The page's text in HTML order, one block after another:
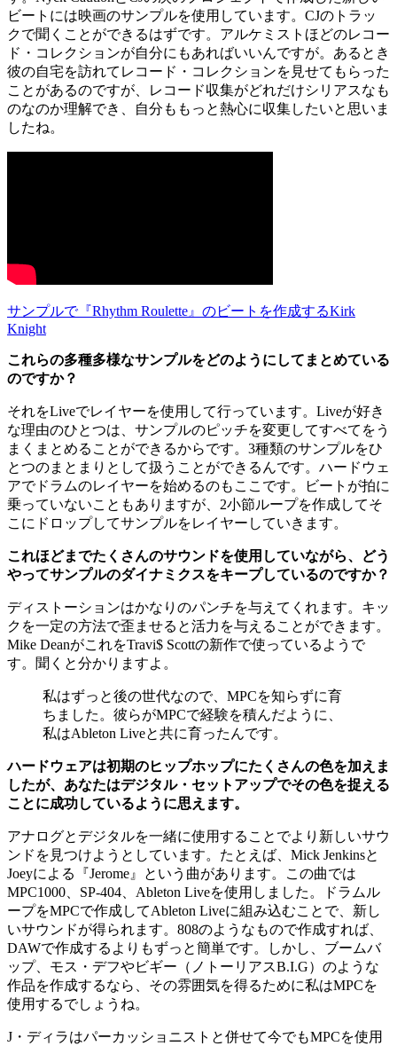
ビートには映画のサンプルを使用しています。CJのトラッ
クで聞くことができるはずです。アルケミストほどのレコー
ド・コレクションが自分にもあればいいんですが。あるとき
彼の自宅を訪れてレコード・コレクションを見せてもらった
ことがあるのですが、レコード収集がどれだけシリアスなも
のなのか理解でき、自分ももっと熱心に収集したいと思いま
したね。
サンプルで『Rhythm Roulette』のビートを作成するKirk
Knight
これらの多種多様なサンプルをどのようにしてまとめている
のですか？
それをLiveでレイヤーを使用して行っています。Liveが好き
な理由のひとつは、サンプルのピッチを変更してすべてをう
まくまとめることができるからです。3種類のサンプルをひ
とつのまとまりとして扱うことができるんです。ハードウェ
アでドラムのレイヤーを始めるのもここです。ビートが拍に
乗っていないこともありますが、2小節ループを作成してそ
こにドロップしてサンプルをレイヤーしていきます。
これほどまでたくさんのサウンドを使用していながら、どう
やってサンプルのダイナミクスをキープしているのですか？
ディストーションはかなりのパンチを与えてくれます。キッ
クを一定の方法で歪ませると活力を与えることができます。
Mike DeanがこれをTravi$ Scottの新作で使っているようで
す。聞くと分かりますよ。
私はずっと後の世代なので、MPCを知らずに育
ちました。彼らがMPCで経験を積んだように、
私はAbleton Liveと共に育ったんです。
ハードウェアは初期のヒップホップにたくさんの色を加えま
したが、あなたはデジタル・セットアップでその色を捉える
ことに成功しているように思えます。
アナログとデジタルを一緒に使用することでより新しいサウ
ンドを見つけようとしています。たとえば、Mick Jenkinsと
Joeyによる『Jerome』という曲があります。この曲では
MPC1000、SP-404、Ableton Liveを使用しました。ドラムル
ープをMPCで作成してAbleton Liveに組み込むことで、新し
いサウンドが得られます。808のようなもので作成すれば、
DAWで作成するよりもずっと簡単です。しかし、ブームバ
ップ、モス・デフやビギー（ノトーリアスB.I.G）のような
作品を作成するなら、その雰囲気を得るために私はMPCを
使用するでしょうね。
J・ディラはパーカッショニストと併せて今でもMPCを使用